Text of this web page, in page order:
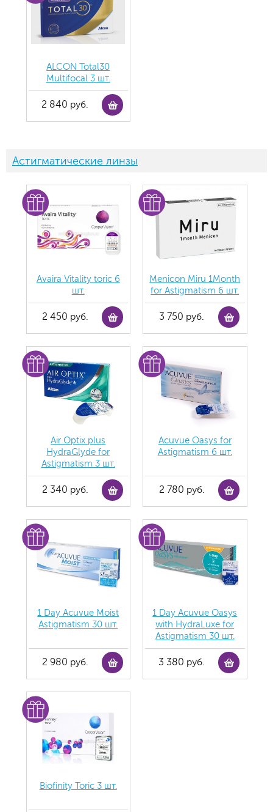
ALCON Total30
Multifocal 3 шт.
2 840 руб.
Астигматические линзы
Avaira Vitality toric 6
шт.
2 450 руб.
Menicon Miru 1Month
for Astigmatism 6 шт.
3 750 руб.
Air Optix plus
HydraGlyde for
Astigmatism 3 шт.
2 340 руб.
Acuvue Oasys for
Astigmatism 6 шт.
2 780 руб.
1 Day Acuvue Moist
Аstigmatism 30 шт.
2 980 руб.
1 Day Acuvue Oasys
with HydraLuxe for
Аstigmatism 30 шт.
3 380 руб.
Biofinity Toric 3 шт.